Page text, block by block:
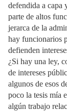
defendida a capa
parte de altos
jerarca de la
hay funcionarios
defienden
¿Si hay una ley,
de intereses
algunos de esos
poco la tesis mía
algún trabajo